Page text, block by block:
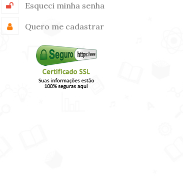
Esqueci minha senha
Quero me cadastrar